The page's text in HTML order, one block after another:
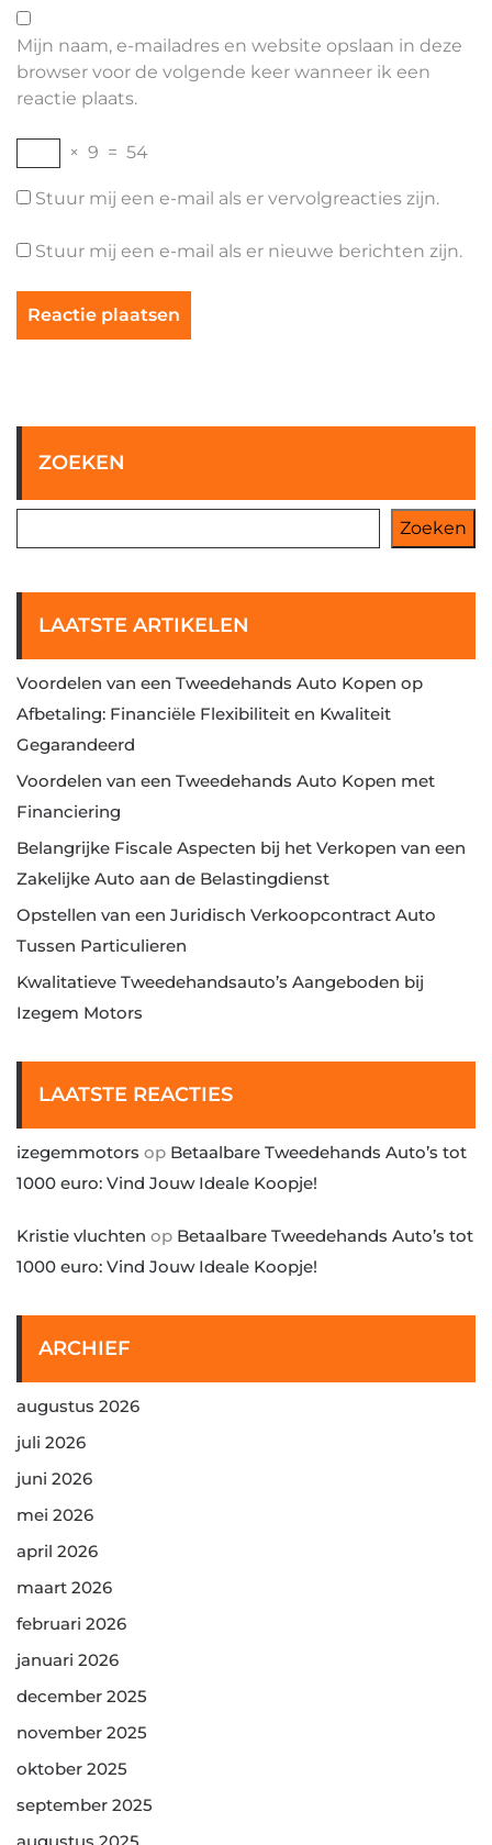
Mijn naam, e-mailadres en website opslaan in deze
browser voor de volgende keer wanneer ik een
reactie plaats.
× 9 = 54
Stuur mij een e-mail als er vervolgreacties zijn.
Stuur mij een e-mail als er nieuwe berichten zijn.
ZOEKEN
Zoeken
LAATSTE ARTIKELEN
Voordelen van een Tweedehands Auto Kopen op
Afbetaling: Financiële Flexibiliteit en Kwaliteit
Gegarandeerd
Voordelen van een Tweedehands Auto Kopen met
Financiering
Belangrijke Fiscale Aspecten bij het Verkopen van een
Zakelijke Auto aan de Belastingdienst
Opstellen van een Juridisch Verkoopcontract Auto
Tussen Particulieren
Kwalitatieve Tweedehandsauto’s Aangeboden bij
Izegem Motors
LAATSTE REACTIES
izegemmotors op Betaalbare Tweedehands Auto’s tot
1000 euro: Vind Jouw Ideale Koopje!
Kristie vluchten op Betaalbare Tweedehands Auto’s tot
1000 euro: Vind Jouw Ideale Koopje!
ARCHIEF
augustus 2026
juli 2026
juni 2026
mei 2026
april 2026
maart 2026
februari 2026
januari 2026
december 2025
november 2025
oktober 2025
september 2025